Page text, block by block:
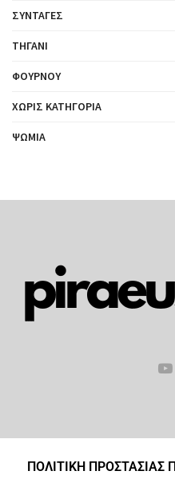
ΣΥΝΤΑΓΈΣ
ΤΗΓΆΝΙ
ΦΟΎΡΝΟΥ
ΧΩΡΊΣ ΚΑΤΗΓΟΡΊΑ
ΨΩΜΙΆ
ΠΟΛΙΤΙΚΗ